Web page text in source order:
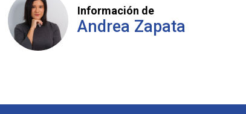
Información de
Andrea Zapata